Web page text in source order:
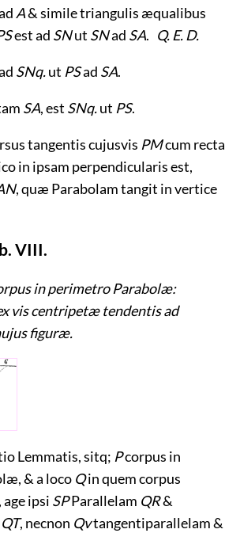
A& simile triangulis æqualibus
est ad SNut SNad SA. Q. E. D.
SNq.ut PSad SA.
SA, est SNq.ut PS.
tangentis cujusvis PMcum recta
in ipsam perpendicularis est,
, quæ Parabolam tangit in vertice
VIII.
in perimetro Parabolæ:
vis centripetæ tendentis ad
figuræ.
Lemmatis, sitq; Pcorpus in
& a loco Qin quem corpus
ipsi SPParallelam QR&
QT, necnon Qvtangentiparallelam &